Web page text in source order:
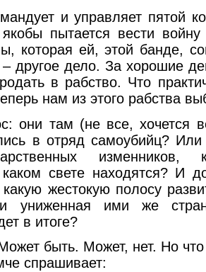
и управляет пятой
пытается вести
которая ей, этой банде,
другое дело. За хорошие
в рабство. Что
нам из этого рабства
они там (не все, хочется
в отряд самоубийц? Или
изменников,
свете находятся? И
жестокую полосу
и униженная ими же
в итоге?
быть. Может, нет. Но
спрашивает: